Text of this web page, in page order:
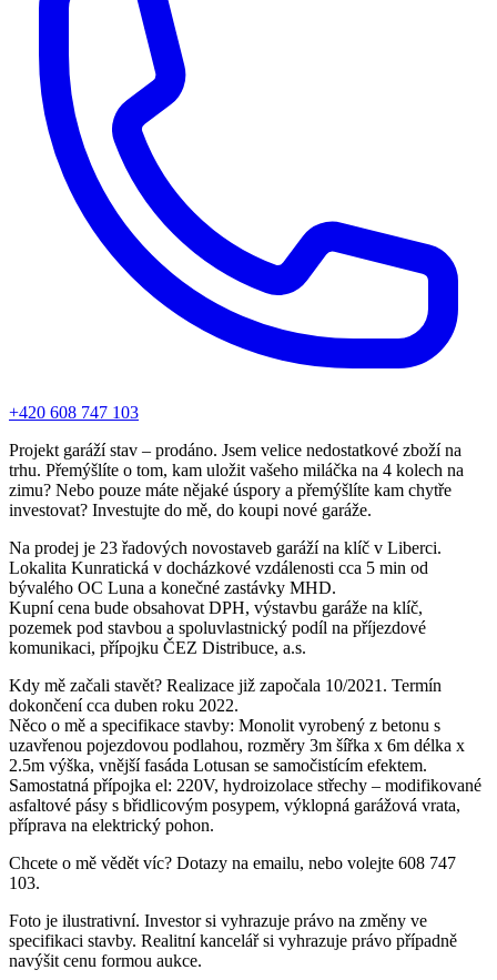
+420 608 747 103
Projekt garáží stav – prodáno. Jsem velice nedostatkové zboží na
trhu. Přemýšlíte o tom, kam uložit vašeho miláčka na 4 kolech na
zimu? Nebo pouze máte nějaké úspory a přemýšlíte kam chytře
investovat? Investujte do mě, do koupi nové garáže.
Na prodej je 23 řadových novostaveb garáží na klíč v Liberci.
Lokalita Kunratická v docházkové vzdálenosti cca 5 min od
bývalého OC Luna a konečné zastávky MHD.
Kupní cena bude obsahovat DPH, výstavbu garáže na klíč,
pozemek pod stavbou a spoluvlastnický podíl na příjezdové
komunikaci, přípojku ČEZ Distribuce, a.s.
Kdy mě začali stavět? Realizace již započala 10/2021. Termín
dokončení cca duben roku 2022.
Něco o mě a specifikace stavby: Monolit vyrobený z betonu s
uzavřenou pojezdovou podlahou, rozměry 3m šířka x 6m délka x
2.5m výška, vnější fasáda Lotusan se samočistícím efektem.
Samostatná přípojka el: 220V, hydroizolace střechy – modifikované
asfaltové pásy s břidlicovým posypem, výklopná garážová vrata,
příprava na elektrický pohon.
Chcete o mě vědět víc? Dotazy na emailu, nebo volejte 608 747
103.
Foto je ilustrativní. Investor si vyhrazuje právo na změny ve
specifikaci stavby. Realitní kancelář si vyhrazuje právo případně
navýšit cenu formou aukce.